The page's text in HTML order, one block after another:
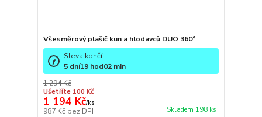
Všesměrový plašič kun a hlodavců DUO 360°
1 294 Kč
Ušetříte 100 Kč
1 194 Kč/ks
987 Kč bez DPH Skladem 198 ks
Sleva končí:
5 dní19 hod02 min